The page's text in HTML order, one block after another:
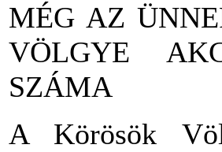
MÉG AZ
VÖLGYE
SZÁMA
A Körösök